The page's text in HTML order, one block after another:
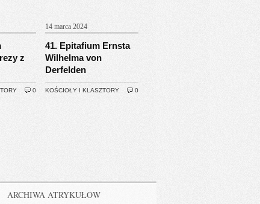
z
0
14 marca 2024
41. Epitafium Ernsta
Wilhelma von
Derfelden
KOŚCIOŁY I KLASZTORY 0
ARCHIWA ATRYKUŁÓW